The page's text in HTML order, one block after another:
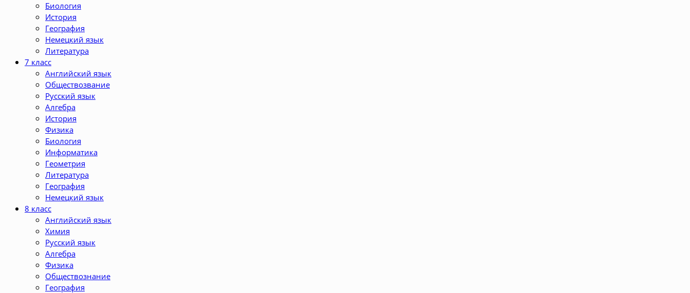
Биология
История
География
Немецкий язык
Литература
7 класс
Английский язык
Обществозвание
Русский язык
Алгебра
История
Физика
Биология
Информатика
Геометрия
Литература
География
Немецкий язык
8 класс
Английский язык
Химия
Русский язык
Алгебра
Физика
Обществознание
География